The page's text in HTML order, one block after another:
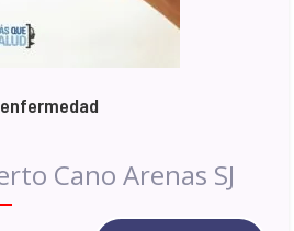
Cano Arenas SJ